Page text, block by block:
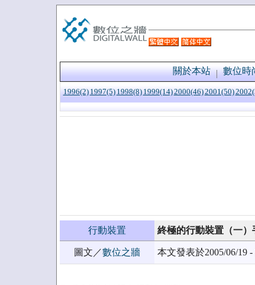
關於本站 數位時
1996(2) 1997(5) 1998(8) 1999(14)2000(46)2001(50)
行動裝置 終極的行動裝置（一）
圖文／數位之牆 本文發表於2005/06/19